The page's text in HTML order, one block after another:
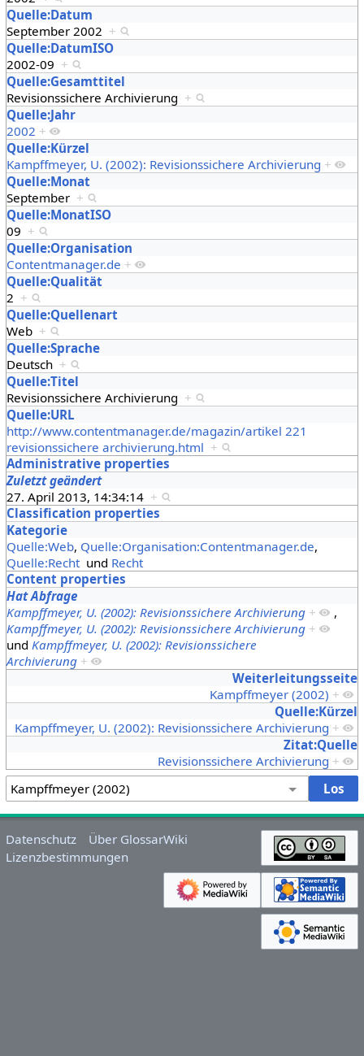
Quelle:Datum
September 2002 +
Quelle:DatumISO
2002-09 +
Quelle:Gesamttitel
Revisionssichere Archivierung +
Quelle:Jahr
2002 +
Quelle:Kürzel
Kampffmeyer, U. (2002): Revisionssichere Archivierung +
Quelle:Monat
September +
Quelle:MonatISO
09 +
Quelle:Organisation
Contentmanager.de +
Quelle:Qualität
2 +
Quelle:Quellenart
Web +
Quelle:Sprache
Deutsch +
Quelle:Titel
Revisionssichere Archivierung +
Quelle:URL
http://www.contentmanager.de/magazin/artikel 221
revisionssichere archivierung.html +
Administrative properties
Zuletzt geändert
27. April 2013, 14:34:14 +
Classification properties
Kategorie
Quelle:Web, Quelle:Organisation:Contentmanager.de,
Quelle:Rechtund Recht
Content properties
Hat Abfrage
Kampffmeyer, U. (2002): Revisionssichere Archivierung +
,
Kampffmeyer, U. (2002): Revisionssichere Archivierung +
und Kampffmeyer, U. (2002): Revisionssichere
Archivierung +
Weiterleitungsseite
Kampffmeyer (2002) +
Quelle:Kürzel
Kampffmeyer, U. (2002): Revisionssichere Archivierung +
Zitat:Quelle
Revisionssichere Archivierung +
Datenschutz
Über GlossarWiki
Lizenzbestimmungen